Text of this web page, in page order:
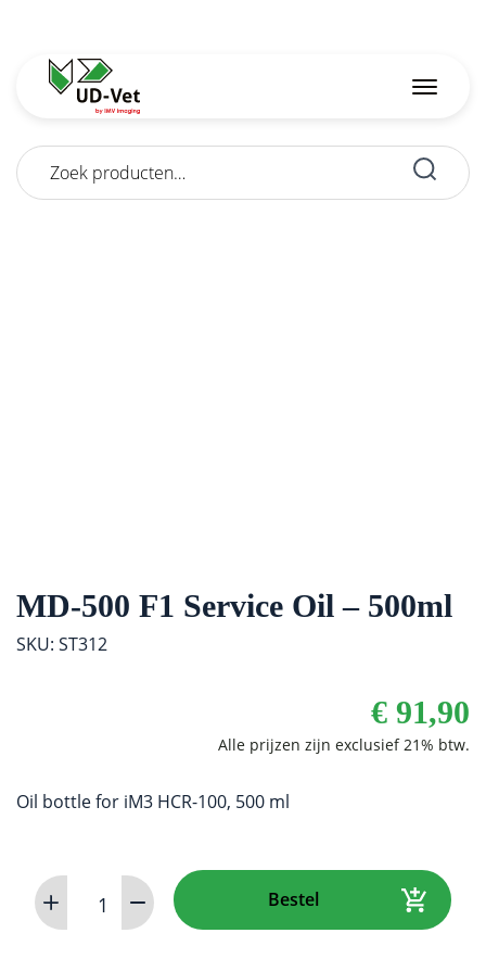
Zoeken
naar:
MD-500 F1 Service Oil – 500ml
SKU: ST312
€ 91,90
Oil bottle for iM3 HCR-100, 500 ml
MD-
500
Bestel